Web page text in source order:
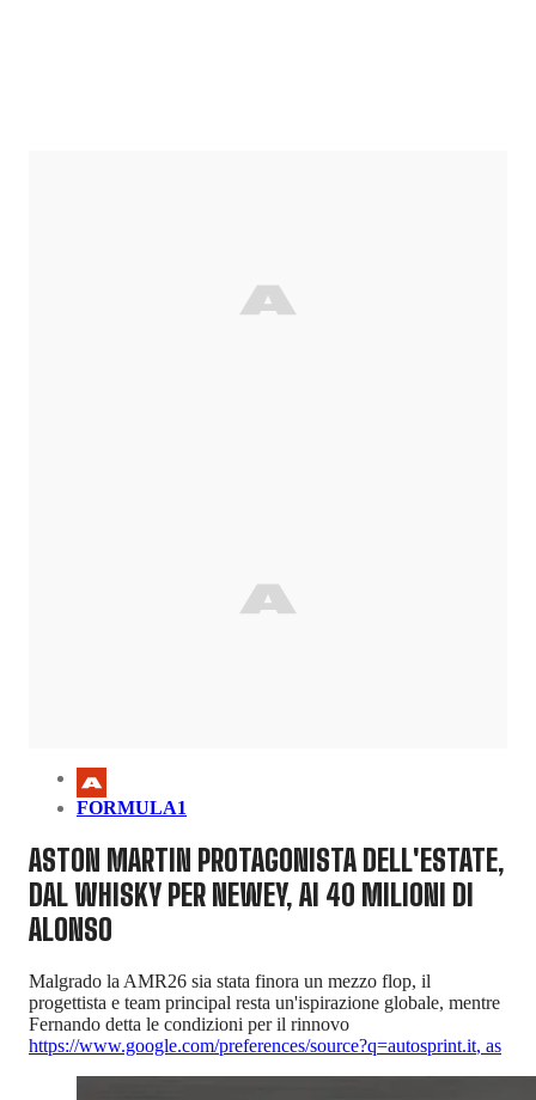
FORMULA1
ASTON MARTIN PROTAGONISTA DELL'ESTATE,
DAL WHISKY PER NEWEY, AI 40 MILIONI DI
ALONSO
Malgrado la AMR26 sia stata finora un mezzo flop, il
progettista e team principal resta un'ispirazione globale, mentre
Fernando detta le condizioni per il rinnovo
https://www.google.com/preferences/source?q=autosprint.it, as